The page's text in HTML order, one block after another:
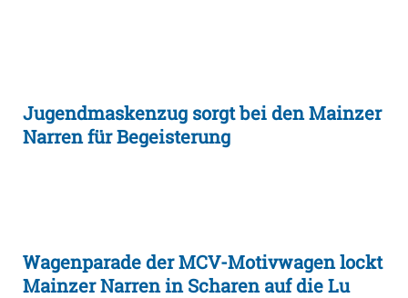
Jugendmaskenzug sorgt bei den Mainzer
Narren für Begeisterung
Wagenparade der MCV-Motivwagen lockt
Mainzer Narren in Scharen auf die Lu